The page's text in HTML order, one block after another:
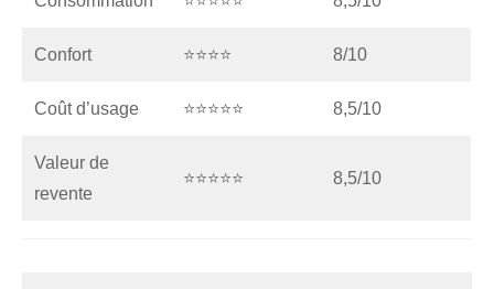
Confort ⭐⭐⭐⭐ 8/10
Coût d’usage ⭐⭐⭐⭐⭐ 8,5/10
Valeur de
revente
⭐⭐⭐⭐⭐ 8,5/10